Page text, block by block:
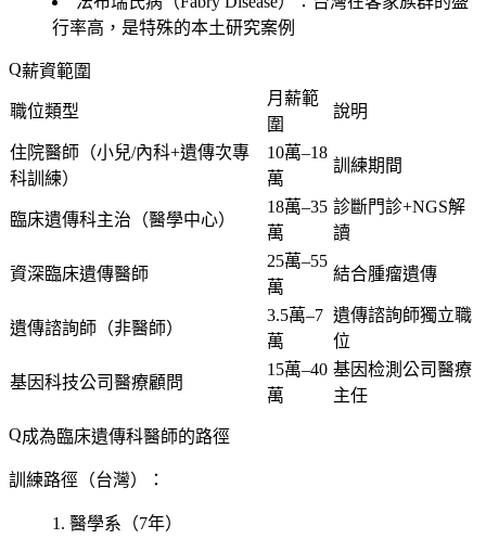
行率高，是特殊的本土研究案例
薪資範圍
職位類型
月薪範
圍
說明
住院醫師（小兒/內科+遺傳次專
科訓練）
10萬–18
萬
訓練期間
臨床遺傳科主治（醫學中心）
18萬–35
萬
診斷門診+NGS解
讀
資深臨床遺傳醫師
25萬–55
萬
結合腫瘤遺傳
遺傳諮詢師（非醫師）
3.5萬–7
萬
遺傳諮詢師獨立職
位
基因科技公司醫療顧問
15萬–40
萬
基因检測公司醫療
主任
成為臨床遺傳科醫師的路徑
訓練路徑（台灣）：
醫學系（7年）